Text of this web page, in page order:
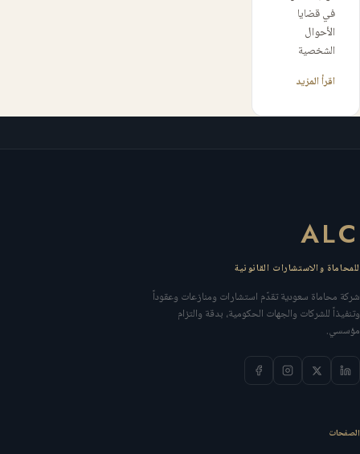
في قضايا
الأحوال
الشخصية
اقرأ المزيد
ALC
للمحاماة والاستشارات القانونية
شركة محاماة سعودية تقدّم استشارات ومنازعات وعقوداً
وتنفيذاً للشركات والجهات الحكومية، بدقة والتزام
مؤسسي.
الصفحات